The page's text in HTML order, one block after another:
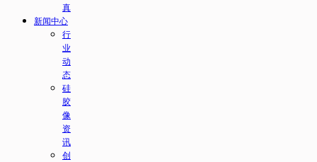
真
新闻中心
行
业
动
态
硅
胶
像
资
讯
创